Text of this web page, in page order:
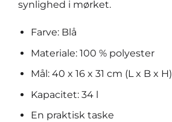
synlighed i mørket.
Farve: Blå
Materiale: 100 % polyester
Mål: 40 x 16 x 31 cm (L x B x H)
Kapacitet: 34 l
En praktisk taske